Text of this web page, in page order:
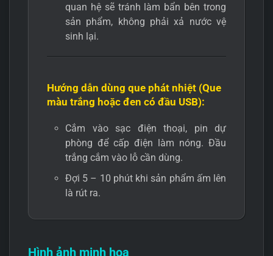
quan hệ sẽ tránh làm bẩn bên trong
sản phẩm, không phải xả nước vệ
sinh lại.
Hướng dẫn dùng que phát nhiệt (Que
màu trắng hoặc đen có đầu USB):
Cắm vào sạc điện thoại, pin dự
phòng để cấp điện làm nóng. Đầu
trắng cắm vào lỗ cần dùng.
Đợi 5 – 10 phút khi sản phẩm ấm lên
là rút ra.
Hình ảnh minh họa